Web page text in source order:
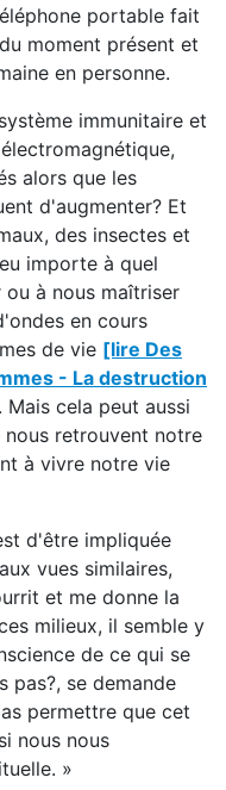
portable fait
moment présent et
en personne.
immunitaire et
alors que les
d'augmenter? Et
des insectes et
importe à quel
à nous maîtriser
en cours
de vie [lire Des
- La destruction
. Mais cela peut aussi
retrouvent notre
à vivre notre vie
d'être impliquée
vues similaires,
et me donne la
milieux, il semble y
de ce qui se
pas?, se demande
permettre que cet
nous nous
»